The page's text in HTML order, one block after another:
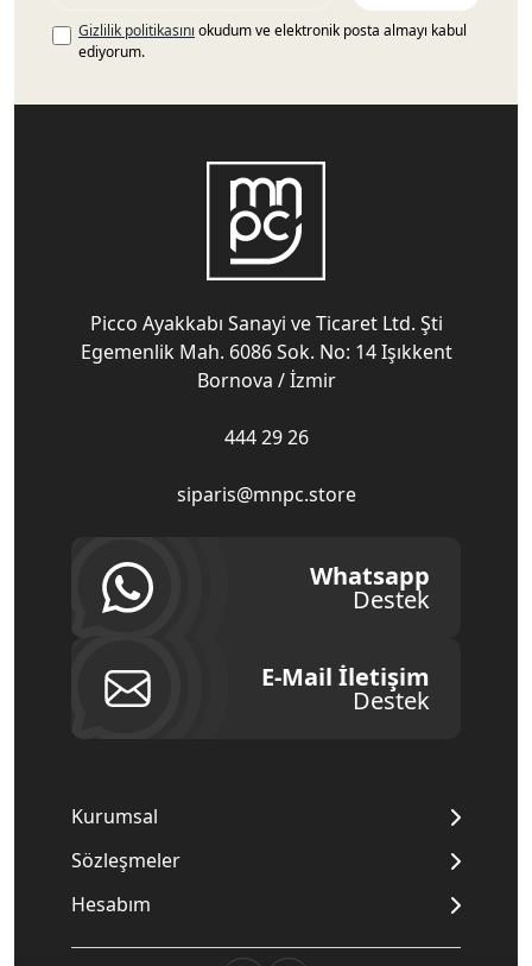
Gizlilik politikasını okudum ve elektronik posta almayı kabul
ediyorum.
Picco Ayakkabı Sanayi ve Ticaret Ltd. Şti
Egemenlik Mah. 6086 Sok. No: 14 Işıkkent
Bornova / İzmir
444 29 26
siparis@mnpc.store
Whatsapp
Destek
E-Mail İletişim
Destek
Kurumsal
Sözleşmeler
Hesabım